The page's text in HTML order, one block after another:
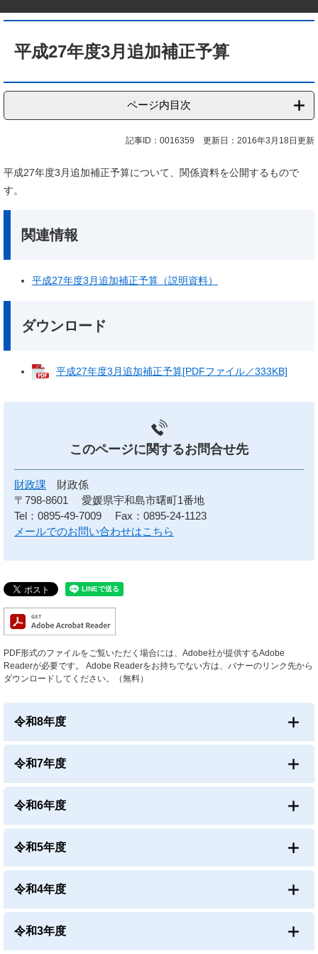
平成27年度3月追加補正予算
ページ内目次
記事ID：0016359 更新日：2016年3月18日更新
平成27年度3月追加補正予算について、関係資料を公開するもので
す。
関連情報
平成27年度3月追加補正予算（説明資料）
ダウンロード
平成27年度3月追加補正予算[PDFファイル／333KB]
このページに関するお問合せ先
財政課
財政係
〒798-8601
愛媛県宇和島市曙町1番地
Tel：0895-49-7009
Fax：0895-24-1123
メールでのお問い合わせはこちら
PDF形式のファイルをご覧いただく場合には、Adobe社が提供するAdobe
Readerが必要です。
Adobe Readerをお持ちでない方は、バナーのリンク先から
ダウンロードしてください。（無料）
令和8年度
令和7年度
令和6年度
令和5年度
令和4年度
令和3年度